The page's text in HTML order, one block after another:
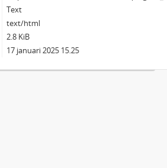
Text
text/html
2.8 KiB
17 januari 2025 15.25